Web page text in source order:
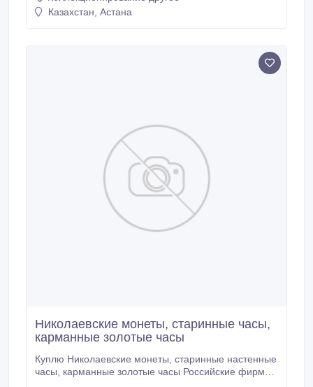
Казахстан, Астана
Николаевские монеты, старинные часы,
карманные золотые часы
Куплю Николаевские монеты, старинные настенные
часы, карманные золотые часы Российские фирмы